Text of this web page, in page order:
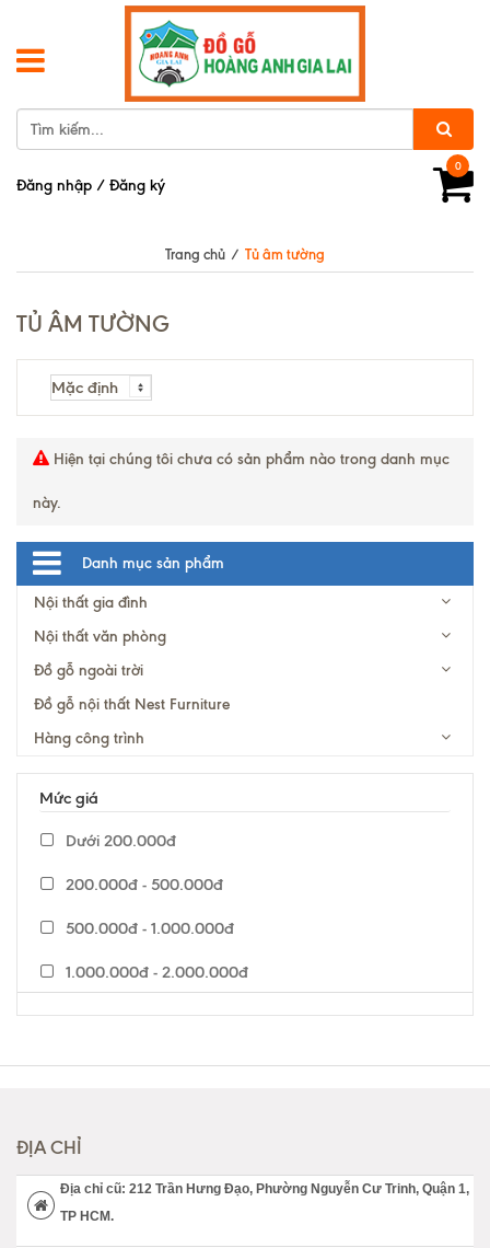
0
Đăng nhập / Đăng ký
Trang chủ / Tủ âm tường
TỦ ÂM TƯỜNG
Hiện tại chúng tôi chưa có sản phẩm nào trong danh mục
này.
Danh mục sản phẩm
Nội thất gia đình
Nội thất văn phòng
Đồ gỗ ngoài trời
Đồ gỗ nội thất Nest Furniture
Hàng công trình
Mức giá
Dưới 200.000đ
200.000đ - 500.000đ
500.000đ - 1.000.000đ
1.000.000đ - 2.000.000đ
2.000.000đ - 5.000.000đ
ĐỊA CHỈ
Địa chỉ cũ: 212 Trần Hưng Đạo, Phường Nguyễn Cư Trinh, Quận 1,
TP HCM.